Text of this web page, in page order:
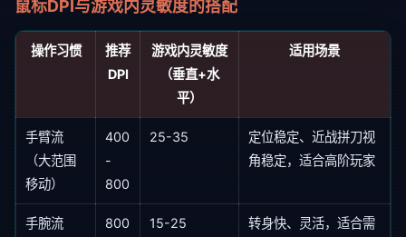
鼠标DPI与游戏内灵敏度的搭配
操作习惯
推荐
DPI
游戏内灵敏度
（垂直+水
平）
适用场景
手臂流
（大范围
移动）
400
-
800
25-35
定位稳定、近战拼刀视
角稳定，适合高阶玩家
手腕流
800
15-25
转身快、灵活，适合需